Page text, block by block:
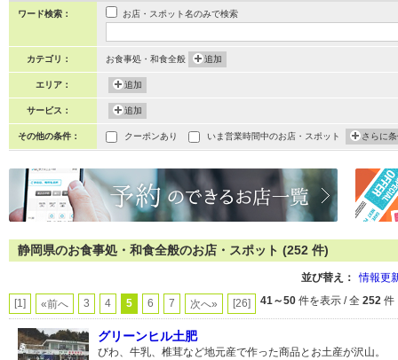
ワード検索： お店・スポット名のみで検索
カテゴリ： お食事処・和食全般 追加
エリア： 追加
サービス： 追加
その他の条件： クーポンあり いま営業時間中のお店・スポット さらに
静岡県のお食事処・和食全般のお店・スポット (252 件)
並び替え： 情報更
[1] «前へ 3 4 5 6 7 次へ» [26] 41～50 件を表示 / 全 252 件
グリーンヒル土肥
びわ、牛乳、椎茸など地元産で作った商品とお土産が沢山。